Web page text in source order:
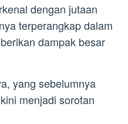
dengan jutaan
terperangkap dalam
dampak besar
yang sebelumnya
menjadi sorotan